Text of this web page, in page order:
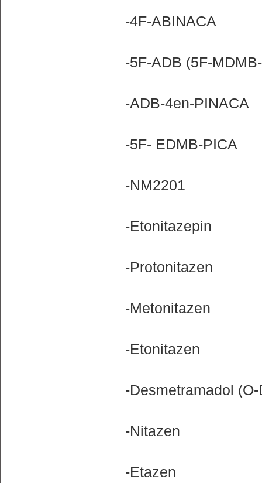
-4F-ABINACA
-5F-ADB (5F-
-ADB-4en-PINACA
-5F- EDMB-PICA
-NM2201
-Etonitazepin
-Protonitazen
-Metonitazen
-Etonitazen
-Desmetramadol
-Nitazen
-Etazen